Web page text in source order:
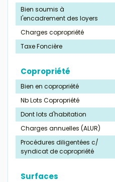
Bien soumis à
l'encadrement des loyers
Charges copropriété
Taxe Foncière
Copropriété
Bien en copropriété
Nb Lots Copropriété
Dont lots d'habitation
Charges annuelles (ALUR)
Procédures diligentées c/
syndicat de copropriété
Surfaces